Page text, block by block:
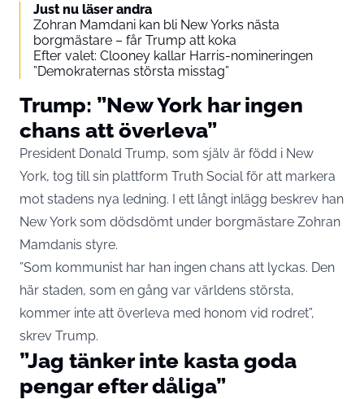
Just nu läser andra
Zohran Mamdani kan bli New Yorks nästa
borgmästare – får Trump att koka
Efter valet: Clooney kallar Harris-nomineringen
”Demokraternas största misstag”
Trump: ”New York har ingen
chans att överleva”
President Donald Trump, som själv är född i New
York, tog till sin plattform Truth Socialför att markera
mot stadens nya ledning. I ett långt inlägg beskrev han
New York som dödsdömt under borgmästare Zohran
Mamdanis styre.
”Som kommunist har han ingen chans att lyckas. Den
här staden, som en gång var världens största,
kommer inte att överleva med honom vid rodret”,
skrev Trump.
”Jag tänker inte kasta goda
pengar efter dåliga”